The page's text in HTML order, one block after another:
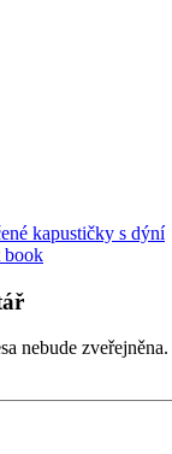
kapustičky s dýní
nebude zveřejněna.